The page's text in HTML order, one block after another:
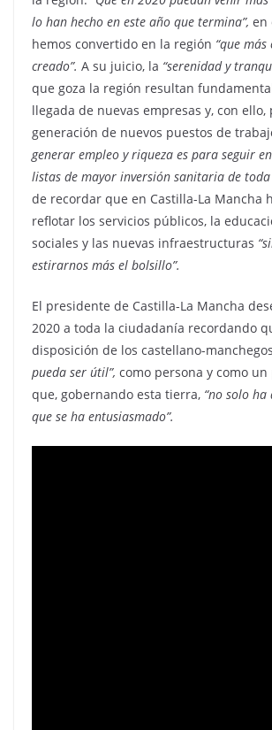
lo han hecho en este año que termina”, en
hemos convertido en la región “que
creado”. A su juicio, la “serenidad y
que goza la región resultan
llegada de nuevas empresas y, con ello,
generación de nuevos puestos de
generar empleo y riqueza es para seguir
listas de mayor inversión sanitaria de toda
de recordar que en Castilla-La Mancha
reflotar los servicios públicos, la
sociales y las nuevas infraestructuras
estirarnos más el bolsillo”.
El presidente de Castilla-La Mancha
2020 a toda la ciudadanía recordando
disposición de los castellano-manchegos
pueda ser útil”, como persona y como
que, gobernando esta tierra, “no solo
que se ha entusiasmado”.